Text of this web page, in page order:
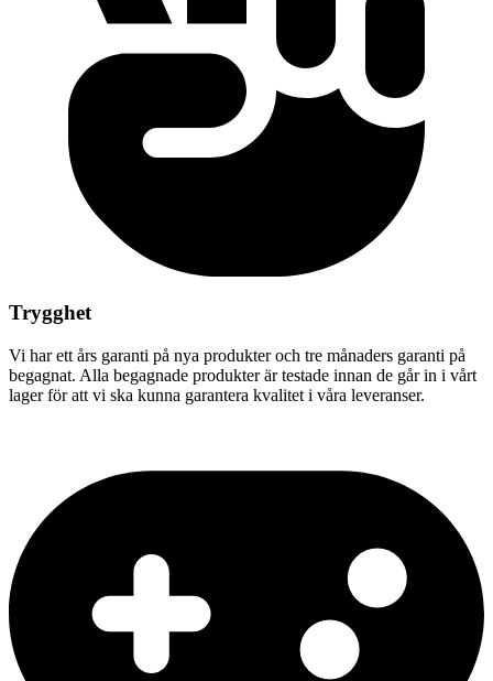
Trygghet
Vi har ett års garanti på nya produkter och tre månaders garanti på
begagnat. Alla begagnade produkter är testade innan de går in i vårt
lager för att vi ska kunna garantera kvalitet i våra leveranser.